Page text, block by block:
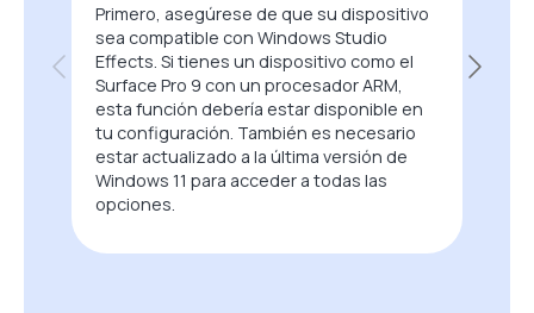
Primero, asegúrese de que su dispositivo
sea compatible con Windows Studio
Effects. Si tienes un dispositivo como el
Surface Pro 9 con un procesador ARM,
esta función debería estar disponible en
tu configuración. También es necesario
estar actualizado a la última versión de
Windows 11 para acceder a todas las
opciones.